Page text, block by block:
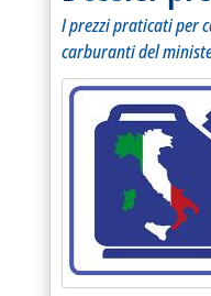
I prezzi praticati per
carburanti del
Lista